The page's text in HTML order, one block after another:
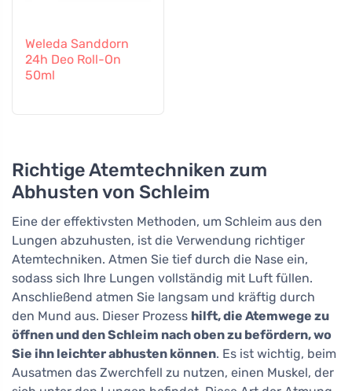
Weleda Sanddorn
24h Deo Roll-On
50ml
Richtige Atemtechniken zum
Abhusten von Schleim
Eine der effektivsten Methoden, um Schleim aus den
Lungen abzuhusten, ist die Verwendung richtiger
Atemtechniken. Atmen Sie tief durch die Nase ein,
sodass sich Ihre Lungen vollständig mit Luft füllen.
Anschließend atmen Sie langsam und kräftig durch
den Mund aus. Dieser Prozess hilft, die Atemwege zu
öffnen und den Schleim nach oben zu befördern, wo
Sie ihn leichter abhusten können. Es ist wichtig, beim
Ausatmen das Zwerchfell zu nutzen, einen Muskel, der